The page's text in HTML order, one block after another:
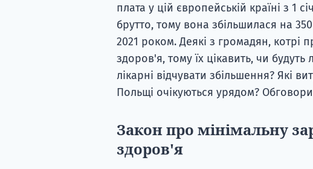
плата у цій європейській країні з 1
брутто, тому вона збільшилася на
2021 роком. Деякі з громадян, котрі
здоров'я, тому їх цікавить, чи будуть
лікарні відчувати збільшення? Які
Польщі очікуються урядом?
Закон про мінімальну
здоров'я